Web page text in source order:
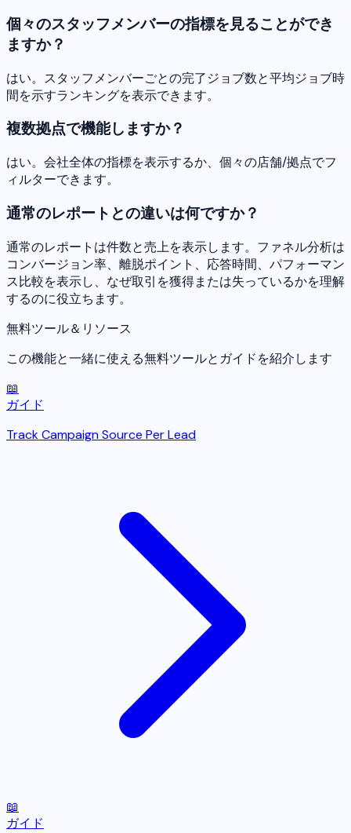
個々のスタッフメンバーの指標を見ることができ
ますか？
はい。スタッフメンバーごとの完了ジョブ数と平均ジョブ時
間を示すランキングを表示できます。
複数拠点で機能しますか？
はい。会社全体の指標を表示するか、個々の店舗/拠点でフ
ィルターできます。
通常のレポートとの違いは何ですか？
通常のレポートは件数と売上を表示します。ファネル分析は
コンバージョン率、離脱ポイント、応答時間、パフォーマン
ス比較を表示し、なぜ取引を獲得または失っているかを理解
するのに役立ちます。
無料ツール＆リソース
この機能と一緒に使える無料ツールとガイドを紹介します
📖
ガイド
Track Campaign Source Per Lead
📖
ガイド